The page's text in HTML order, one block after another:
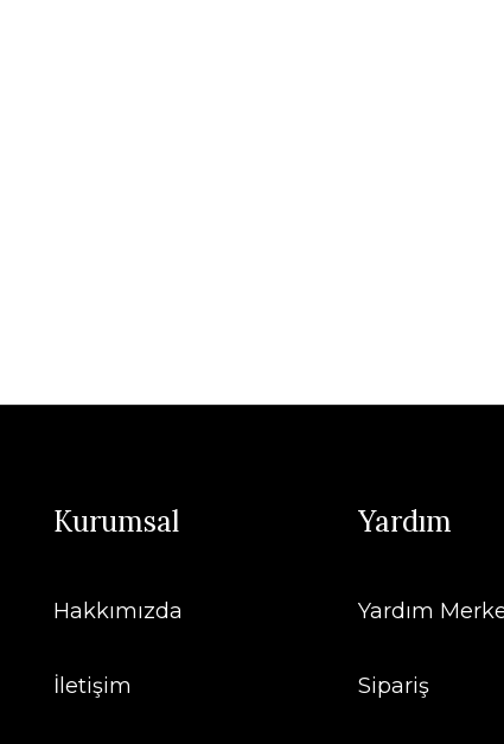
Kurumsal
Hakkımızda
İletişim
Yardım
Yardım
Sipariş